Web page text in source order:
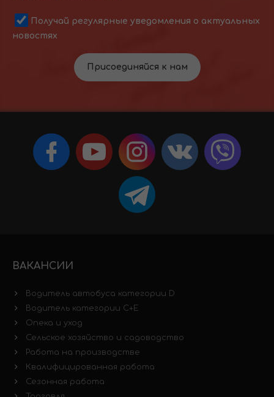
Получай регулярные уведомления о актуальных
новостях
Присоединяйся к нам
ВАКАНСИИ
Водитель автобуса категории D
Водитель категории C+E
Опека и уход
Сельское хозяйство и садоводство
Работа на производстве
Квалифицированная работа
Сезонная работа